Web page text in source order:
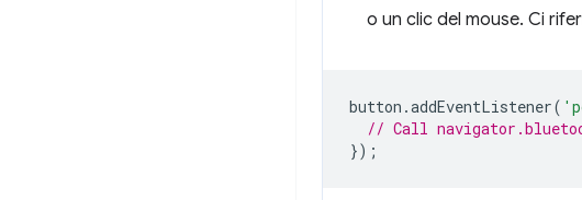
o un clic del mouse. Ci
button .addEventListener(
// Call
});